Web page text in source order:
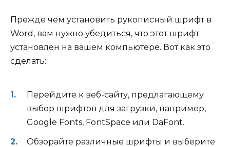
Прежде чем установить рукописный шрифт в
Word, вам нужно убедиться, что этот шрифт
установлен на вашем компьютере. Вот как это
сделать:
Перейдите к веб-сайту, предлагающему
выбор шрифтов для загрузки, например,
Google Fonts, FontSpace или DaFont.
Обзорайте различные шрифты и выберите